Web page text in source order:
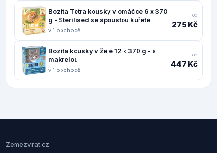
Bozita Tetra kousky v omáčce 6 x 370
g - Sterilised se spoustou kuřete
v 1 obchodě
od
275 Kč
Bozita kousky v želé 12 x 370 g - s
makrelou
v 1 obchodě
od
447 Kč
Zemezvirat.cz